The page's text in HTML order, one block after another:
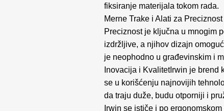
fiksiranje materijala tokom rada.
Merne Trake i Alati za Preciznost
Preciznost je ključna u mnogim
izdržljive, a njihov dizajn
je neophodno u građevinskim i
Inovacija i KvalitetIrwin je brend
se u korišćenju najnovijih
da traju duže, budu otporniji i
Irwin se ističe i po